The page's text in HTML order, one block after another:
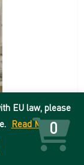
EU law, please
Read More0